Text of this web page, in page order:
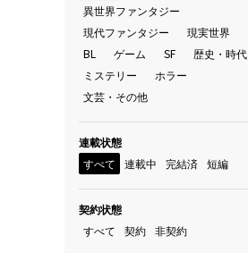
異世界ファンタジー
現代ファンタジー
現実世界
BL
ゲーム SF
歴史・時代
ミステリー
ホラー
文芸・その他
連載状態
すべて
連載中 完結済 短編
契約状態
すべて
契約 非契約